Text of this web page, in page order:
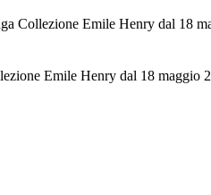
Collezione Emile Henry dal 18